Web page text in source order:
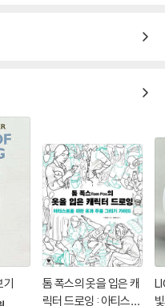
설명한다.
색체계, CIE 색체계, NCS 색체
고 있는 색표에 대해 살펴본다.
이미지와 연상, 색채 심리를
살펴본다.톰 폭스의 옷을 입은 캐
릭터 드로잉 : 아티스트